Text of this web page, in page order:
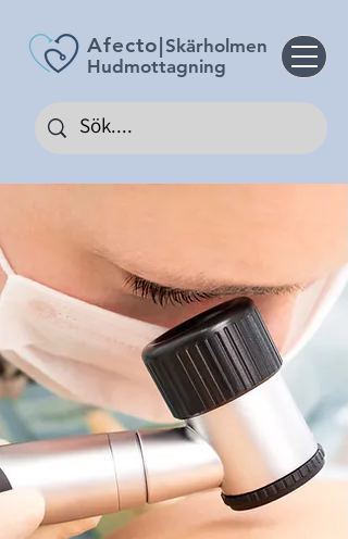
Afecto|Skärholmen
Hudmottagning